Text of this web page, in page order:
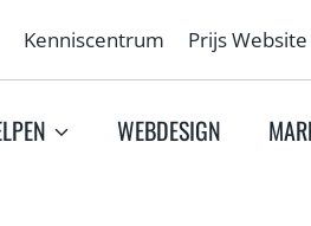
Kenniscentrum Prijs Website
WEBDESIGN